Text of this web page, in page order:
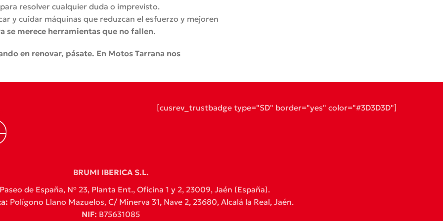
resolver cualquier duda o imprevisto.
y cuidar máquinas que reduzcan el esfuerzo y mejoren
se merece herramientas que no fallen.
en renovar, pásate. En Motos Tarrana nos
[cusrev_trustbadge type="SD" border="yes" color="#3D3D3D"]
BRUMI IBERICA S.L.
de España, Nº 23, Planta Ent., Oficina 1 y 2, 23009, Jaén (España).
Polígono Llano Mazuelos, C/ Minerva 31, Nave 2, 23680, Alcalá la Real, Jaén.
NIF: B75631085